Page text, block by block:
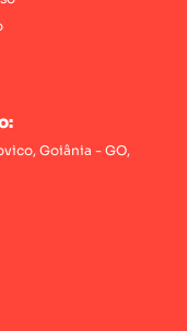
Goiânia - GO,